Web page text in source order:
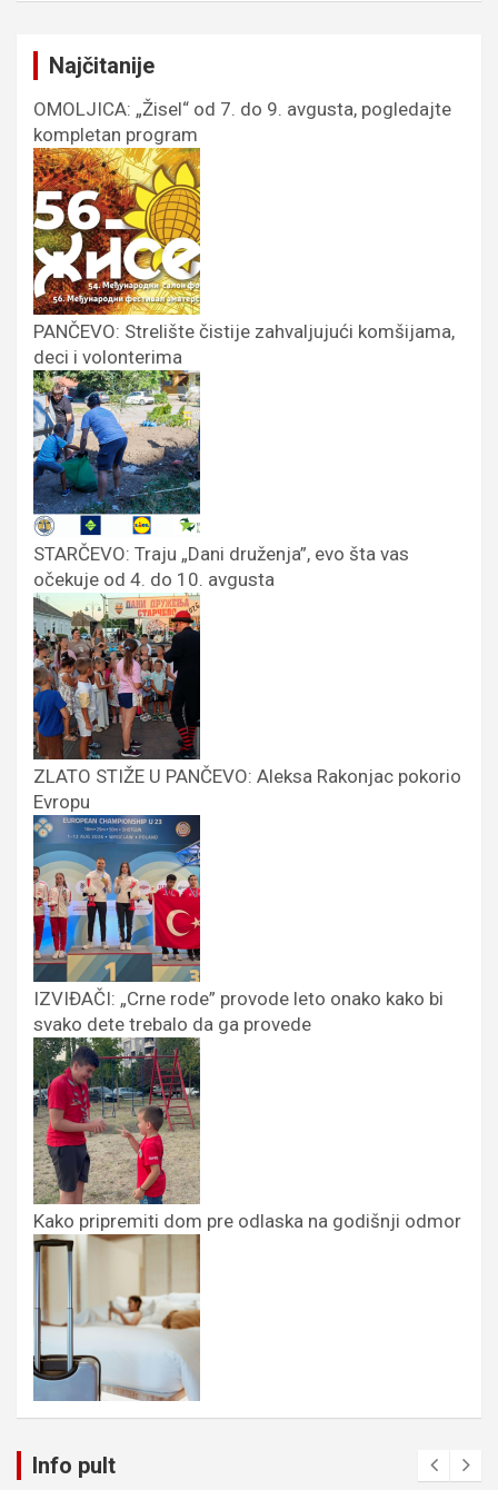
Najčitanije
OMOLJICA: „Žisel“ od 7. do 9. avgusta, pogledajte
kompletan program
PANČEVO: Strelište čistije zahvaljujući komšijama,
deci i volonterima
STARČEVO: Traju „Dani druženja”, evo šta vas
očekuje od 4. do 10. avgusta
ZLATO STIŽE U PANČEVO: Aleksa Rakonjac pokorio
Evropu
IZVIĐAČI: „Crne rode” provode leto onako kako bi
svako dete trebalo da ga provede
Kako pripremiti dom pre odlaska na godišnji odmor
Info pult